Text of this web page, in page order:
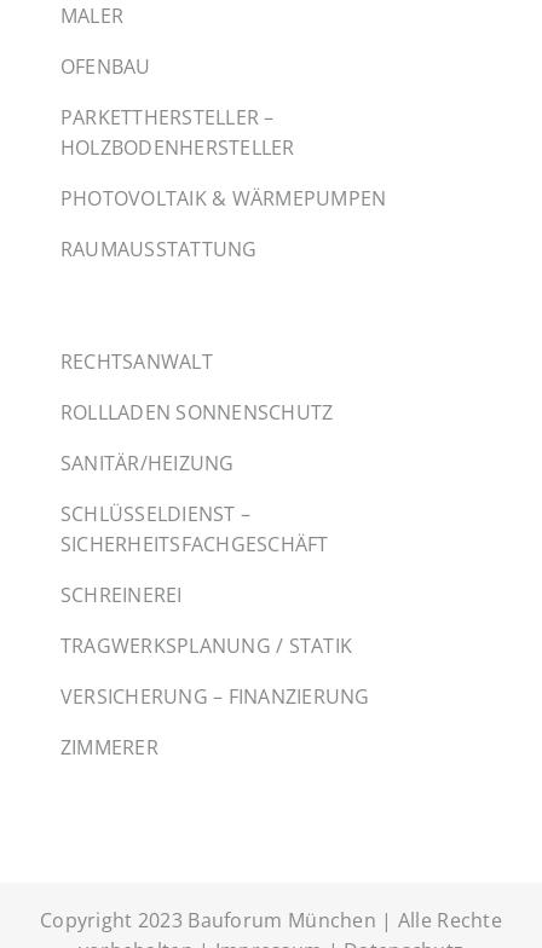
MALER
OFENBAU
PARKETTHERSTELLER –
HOLZBODENHERSTELLER
PHOTOVOLTAIK & WÄRMEPUMPEN
RAUMAUSSTATTUNG
RECHTSANWALT
ROLLLADEN SONNENSCHUTZ
SANITÄR/HEIZUNG
SCHLÜSSELDIENST –
SICHERHEITSFACHGESCHÄFT
SCHREINEREI
TRAGWERKSPLANUNG / STATIK
VERSICHERUNG – FINANZIERUNG
ZIMMERER
Copyright 2023 Bauforum München | Alle Rechte